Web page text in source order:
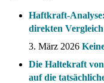
Haftkraft-
direkten Vergleich
3. März 2026
Die Haltekraft
auf die